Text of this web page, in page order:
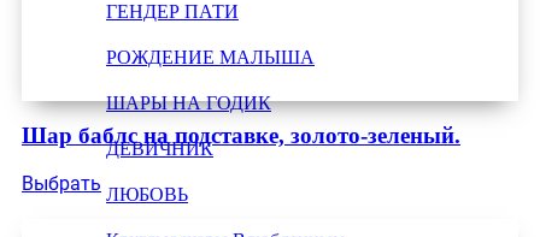
ГЕНДЕР ПАТИ
РОЖДЕНИЕ МАЛЫША
ШАРЫ НА ГОДИК
ДЕВИЧНИК
ЛЮБОВЬ
Шар баблс на подставке, золото-зеленый.
Выбрать